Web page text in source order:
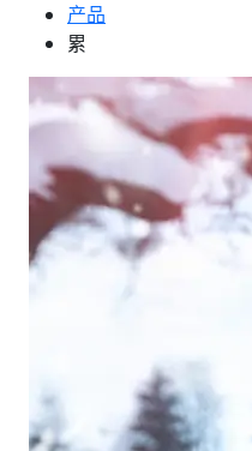
产品
累